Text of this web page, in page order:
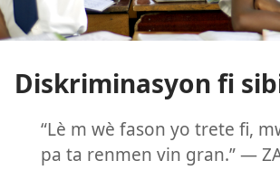
Diskriminasyon fi
“Lè m wè fason yo trete fi,
pa ta renmen vin gran.” —